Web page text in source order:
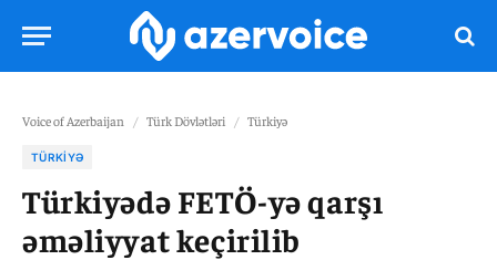
Voice of Azerbaijan / Türk Dövlətləri / Türkiyə
TÜRKIYƏ
Türkiyədə FETÖ-yə qarşı
əməliyyat keçirilib